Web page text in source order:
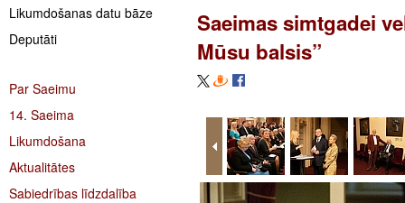
Likumdošanas datu bāze
Deputāti
Par Saeimu
14. Saeima
Likumdošana
Aktualitātes
Sabiedrības līdzdalība
Saeimas simtgadei
Mūsu balsis”